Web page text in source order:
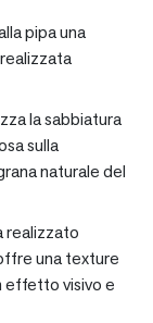
pipa una
la sabbiatura
sulla
naturale del
realizzato
una texture
effetto visivo e